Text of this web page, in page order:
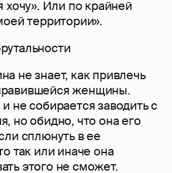
хочу». Или по крайней
территории».
не знает, как привлечь
женщины.
не собирается заводить с
но обидно, что она его
сплюнуть в ее
так или иначе она
этого не сможет.